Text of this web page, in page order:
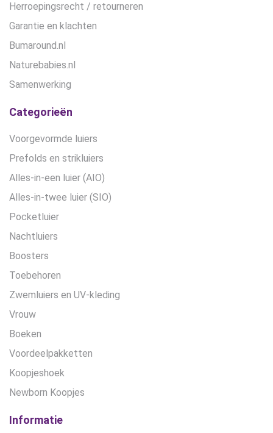
Herroepingsrecht / retourneren
Garantie en klachten
Bumaround.nl
Naturebabies.nl
Samenwerking
Categorieën
Voorgevormde luiers
Prefolds en strikluiers
Alles-in-een luier (AIO)
Alles-in-twee luier (SIO)
Pocketluier
Nachtluiers
Boosters
Toebehoren
Zwemluiers en UV-kleding
Vrouw
Boeken
Voordeelpakketten
Koopjeshoek
Newborn Koopjes
Informatie